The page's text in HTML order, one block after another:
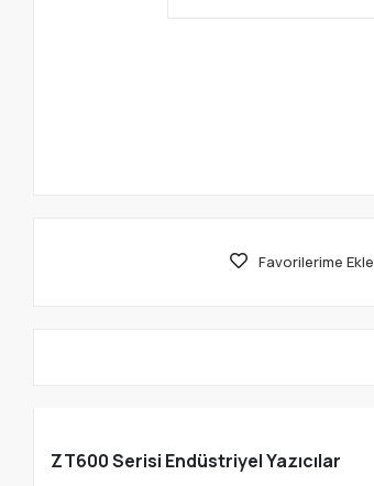
Favorilerime Ekle
ZT600 Serisi Endüstriyel Yazıcılar